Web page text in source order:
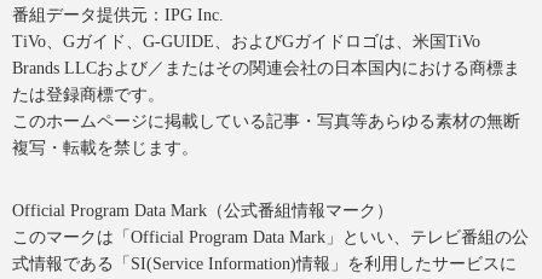
番組データ提供元：IPG Inc.
TiVo、Gガイド、G-GUIDE、およびGガイドロゴは、米国TiVo
Brands LLCおよび／またはその関連会社の日本国内における商標ま
たは登録商標です。
このホームページに掲載している記事・写真等あらゆる素材の無断
複写・転載を禁じます。
Official Program Data Mark（公式番組情報マーク）
このマークは「Official Program Data Mark」といい、テレビ番組の公
式情報である「SI(Service Information)情報」を利用したサービスに